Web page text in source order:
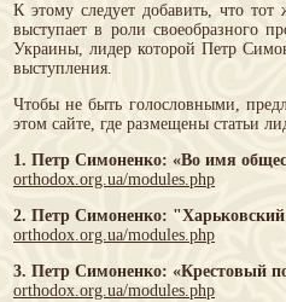
К этому следует добавить, что
выступает в роли своеобразного
Украины, лидер которой Петр
выступления.
Чтобы не быть голословными,
этом сайте, где размещены статьи
1. Петр Симоненко: «Во имя
orthodox.org.ua/modules.php
2. Петр Симоненко: "Харьковский
orthodox.org.ua/modules.php
3. Петр Симоненко: «Крестовый
orthodox.org.ua/modules.php